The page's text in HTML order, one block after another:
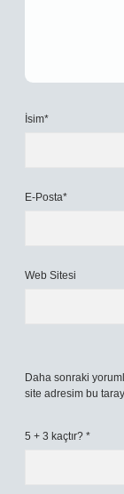
İsim*
E-Posta*
Web Sitesi
Daha sonraki
site adresim bu
5 + 3 kaçtır? *